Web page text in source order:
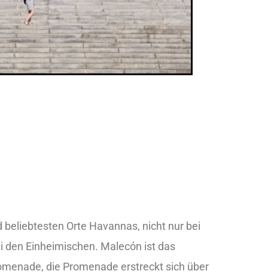
Orte Havannas, nicht nur bei
den Einheimischen. Malecón ist das
die Promenade erstreckt sich über